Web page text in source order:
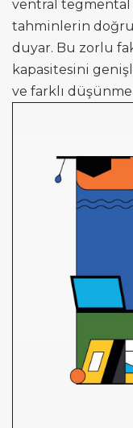
ventral tegmental
tahminlerin
duyar. Bu zorlu
kapasitesini
ve farklı